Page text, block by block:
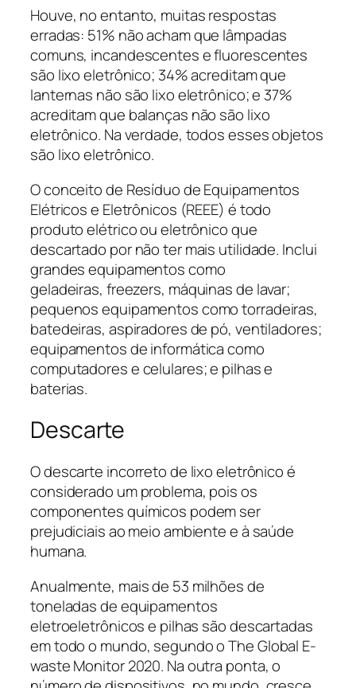
Houve, no entanto, muitas respostas
erradas: 51% não acham que lâmpadas
comuns, incandescentes e fluorescentes
são lixo eletrônico; 34% acreditam que
lanternas não são lixo eletrônico; e 37%
acreditam que balanças não são lixo
eletrônico. Na verdade, todos esses objetos
são lixo eletrônico.
O conceito de Resíduo de Equipamentos
Elétricos e Eletrônicos (REEE) é todo
produto elétrico ou eletrônico que
descartado por não ter mais utilidade. Inclui
grandes equipamentos como
geladeiras, freezers, máquinas de lavar;
pequenos equipamentos como torradeiras,
batedeiras, aspiradores de pó, ventiladores;
equipamentos de informática como
computadores e celulares; e pilhas e
baterias.
Descarte
O descarte incorreto de lixo eletrônico é
considerado um problema, pois os
componentes químicos podem ser
prejudiciais ao meio ambiente e à saúde
humana.
Anualmente, mais de 53 milhões de
toneladas de equipamentos
eletroeletrônicos e pilhas são descartadas
em todo o mundo, segundo o The Global E-
waste Monitor 2020. Na outra ponta, o